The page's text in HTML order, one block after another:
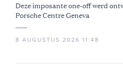
Deze imposante one-off werd
Porsche Centre Geneva
8 AUGUSTUS 2026 11:48